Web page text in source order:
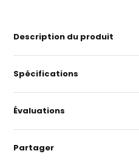
Description du produit
Spécifications
Évaluations
Partager